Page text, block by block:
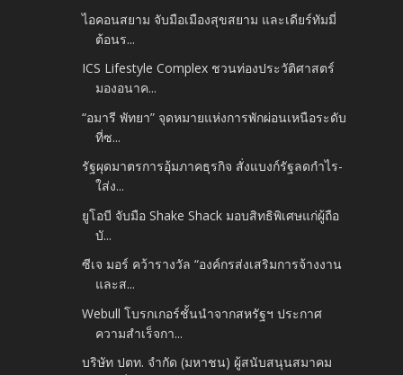
ไอคอนสยาม จับมือเมืองสุขสยาม และเดียร์ทัมมี่
ต้อนร...
ICS Lifestyle Complex ชวนท่องประวัติศาสตร์
มองอนาค...
“อมารี พัทยา” จุดหมายแห่งการพักผ่อนเหนือระดับ
ที่ซ...
รัฐผุดมาตรการอุ้มภาคธุรกิจ สั่งแบงก์รัฐลดกำไร-
ใส่ง...
ยูโอบี จับมือ Shake Shack มอบสิทธิพิเศษแก่ผู้ถือ
บั...
ซีเจ มอร์ คว้ารางวัล “องค์กรส่งเสริมการจ้างงาน
และส...
Webull โบรกเกอร์ชั้นนำจากสหรัฐฯ ประกาศ
ความสำเร็จกา...
บริษัท ปตท. จำกัด (มหาชน) ผู้สนับสนุนสมาคม